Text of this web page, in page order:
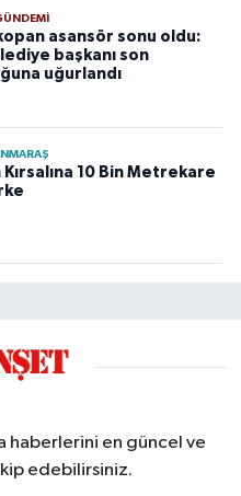
asansör sonu oldu:
başkanı son
uğurlandı
Kırsalına 10 Bin Metrekare
haberlerini en güncel ve
edebilirsiniz.